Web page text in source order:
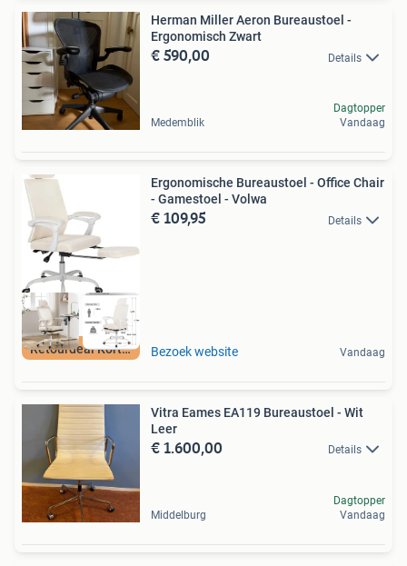
Herman Miller Aeron Bureaustoel -
Ergonomisch Zwart
€ 590,00 Details
Medemblik
Dagtopper
Vandaag
Retourdeal Korting
Ergonomische Bureaustoel - Office Chair
- Gamestoel - Volwa
€ 109,95 Details
Bezoek website Vandaag
Vitra Eames EA119 Bureaustoel - Wit
Leer
€ 1.600,00 Details
Middelburg
Dagtopper
Vandaag